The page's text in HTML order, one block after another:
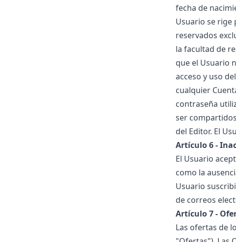
fecha de
Usuario se rige
reservados
la facultad de
que el Usuario
acceso y uso
cualquier
contraseña
ser
del Editor. El
Artículo 6 -
El Usuario
como la
Usuario
de correos
Artículo 7 -
Las ofertas de